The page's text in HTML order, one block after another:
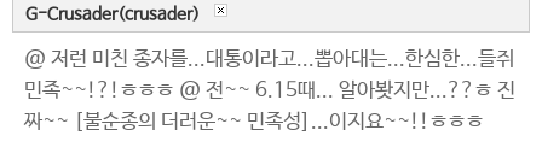
G-Crusader(crusader)
@ 저런 미친 종자를...대통이라고...뽑아대는...한심한...들쥐
민족~~!?!ㅎㅎㅎ @ 전~~ 6.15때... 알아봣지만...??ㅎ 진
짜~~ [불순종의 더러운~~ 민족성]...이지요~~!!ㅎㅎㅎ